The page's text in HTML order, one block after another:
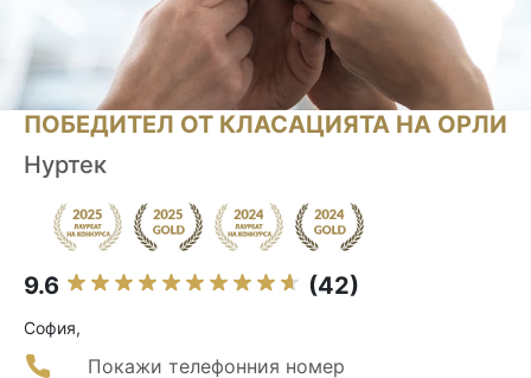
ПОБЕДИТЕЛ ОТ КЛАСАЦИЯТА НА ОРЛИ
Нуртек
9.6 (42)
София,
Покажи телефонния номер